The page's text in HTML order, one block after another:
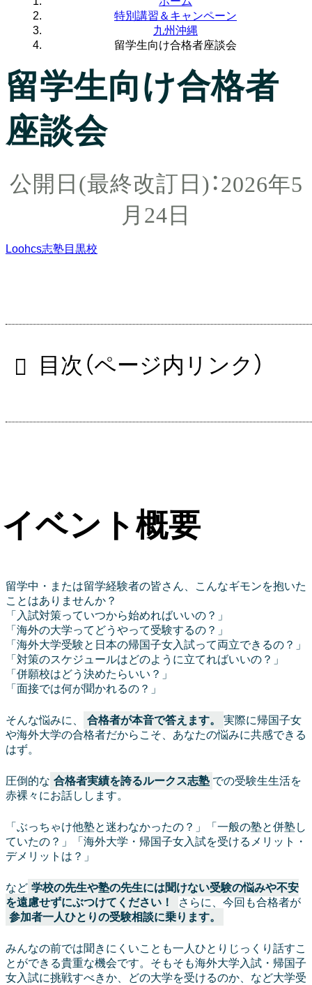
特別講習＆キャンペーン
九州沖縄
留学生向け合格者座談会
留学生向け合格者
座談会
2026年5
月24日
Loohcs志塾目黒校
目次（ページ内リンク）
イベント概要
留学中・または留学経験者の皆さん、こんなギモンを抱いた
ことはありませんか？
「入試対策っていつから始めればいいの？」
「海外の大学ってどうやって受験するの？」
「海外大学受験と日本の帰国子女入試って両立できるの？」
「対策のスケジュールはどのように立てればいいの？」
「併願校はどう決めたらいい？」
「面接では何が聞かれるの？」
そんな悩みに、 合格者が本音で答えます。
実際に帰国子女
や海外大学の合格者だからこそ、あなたの悩みに共感できる
はず。
圧倒的な 合格者実績を誇るルークス志塾 での受験生生活を
赤裸々にお話しします。
「ぶっちゃけ他塾と迷わなかったの？」「一般の塾と併塾し
ていたの？」「海外大学・帰国子女入試を受けるメリット・
デメリットは？」
など 学校の先生や塾の先生には聞けない受験の悩みや不安
を遠慮せずにぶつけてください！
さらに、今回も合格者が
参加者一人ひとりの受験相談に乗ります。
みんなの前では聞きにくいことも一人ひとりじっくり話すこ
とができる貴重な機会です。そもそも海外大学入試・帰国子
女入試に挑戦すべきか、どの大学を受けるのか、など大学受